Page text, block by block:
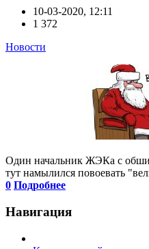
10-03-2020, 12:11
1 372
Новости
Один начальник ЖЭКа с
тут намылился повоевать
0 Подробнее
Навигация